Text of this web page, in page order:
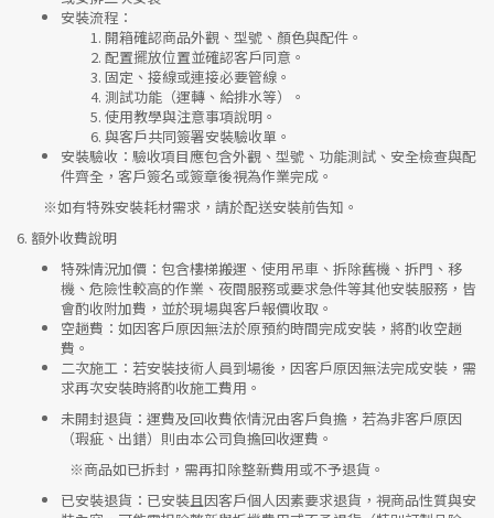
安裝流程 ：
開箱確認商品外觀、型號、顏色與配件。
配置擺放位置並確認客戶同意。
固定、接線或連接必要管線。
測試功能（運轉、給排水等）。
使用教學與注意事項說明。
與客戶共同簽署安裝驗收單。
安裝驗收 ：驗收項目應包含外觀、型號、功能測試、安全檢查與配
件齊全，客戶簽名或簽章後視為作業完成。
※如有特殊安裝耗材需求，請於配送安裝前告知。
6. 額外收費說明
特殊情況加價 ：包含樓梯搬運、使用吊車、拆除舊機、拆門、移
機、危險性較高的作業、夜間服務或要求急件等其他安裝服務，皆
會酌收附加費，並於現場與客戶報價收取。
空趟費 ：如因客戶原因無法於原預約時間完成安裝，將酌收空趟
費。
二次施工 ：若安裝技術人員到場後，因客戶原因無法完成安裝，需
求再次安裝時將酌收施工費用。
未開封退貨 ：運費及回收費依情況由客戶負擔，若為非客戶原因
（瑕疵、出錯）則由本公司負擔回收運費。
※商品如已拆封，需再扣除整新費用或不予退貨。
已安裝退貨 ：已安裝且因客戶個人因素要求退貨，視商品性質與安